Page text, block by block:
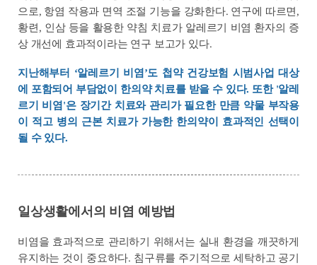
으로, 항염 작용과 면역 조절 기능을 강화한다. 연구에 따르면,
황련, 인삼 등을 활용한 약침 치료가 알레르기 비염 환자의 증
상 개선에 효과적이라는 연구 보고가 있다.
지난해부터 ‘알레르기 비염’도 첩약 건강보험 시범사업 대상
에 포함되어 부담없이 한의약 치료를 받을 수 있다. 또한 '알레
르기 비염'은 장기간 치료와 관리가 필요한 만큼 약물 부작용
이 적고 병의 근본 치료가 가능한 한의약이 효과적인 선택이
될 수 있다.
일상생활에서의 비염 예방법
비염을 효과적으로 관리하기 위해서는 실내 환경을 깨끗하게
유지하는 것이 중요하다. 침구류를 주기적으로 세탁하고 공기